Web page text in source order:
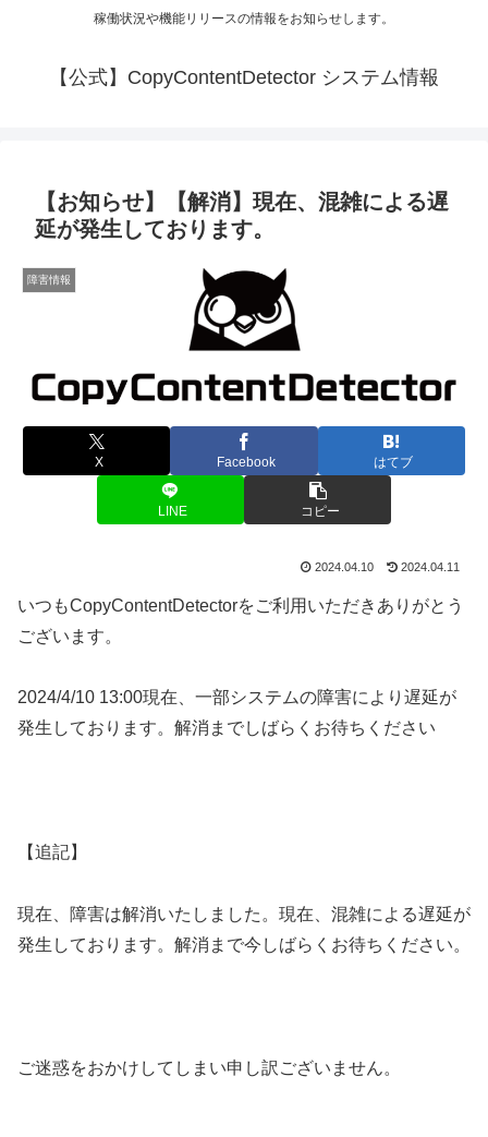
稼働状況や機能リリースの情報をお知らせします。
【公式】CopyContentDetector システム情報
【お知らせ】【解消】現在、混雑による遅
延が発生しております。
障害情報
X Facebook はてブ
LINE コピー
2024.04.10 2024.04.11
いつもCopyContentDetectorをご利用いただきありがとう
ございます。
2024/4/10 13:00現在、一部システムの障害により遅延が
発生しております。解消までしばらくお待ちください
【追記】
現在、障害は解消いたしました。現在、混雑による遅延が
発生しております。解消まで今しばらくお待ちください。
ご迷惑をおかけしてしまい申し訳ございません。